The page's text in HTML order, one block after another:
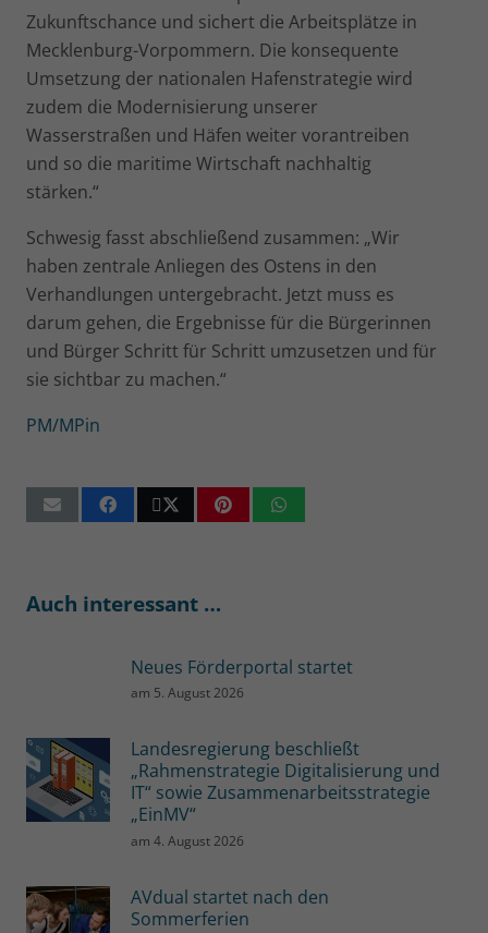
Zukunftschance und sichert die Arbeitsplätze in
Mecklenburg-Vorpommern. Die konsequente
Umsetzung der nationalen Hafenstrategie wird
zudem die Modernisierung unserer
Wasserstraßen und Häfen weiter vorantreiben
und so die maritime Wirtschaft nachhaltig
stärken.“
Schwesig fasst abschließend zusammen: „Wir
haben zentrale Anliegen des Ostens in den
Verhandlungen untergebracht. Jetzt muss es
darum gehen, die Ergebnisse für die Bürgerinnen
und Bürger Schritt für Schritt umzusetzen und für
sie sichtbar zu machen.“
PM/MPin
Auch interessant …
Neues Förderportal startet
am 5. August 2026
Landesregierung beschließt
„Rahmenstrategie Digitalisierung und
IT“ sowie Zusammenarbeitsstrategie
„EinMV“
am4. August 2026
AVdual startet nach den
Sommerferien